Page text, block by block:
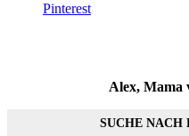
Pinterest
Alex, Mama
SUCHE NACH